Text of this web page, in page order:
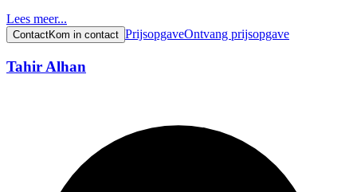
Lees meer...
ContactKom in contact PrijsopgaveOntvang prijsopgave
Tahir Alhan